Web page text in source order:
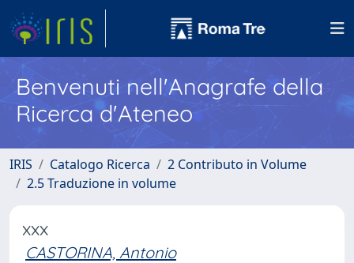
Benvenuti nell'Anagrafe della
Ricerca d'Ateneo
IRIS Catalogo Ricerca
2 Contributo in Volume
2.5 Traduzione in volume
xxx
CASTORINA, Antonio